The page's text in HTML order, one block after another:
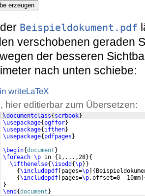
erzeugen
Beispieldokument.pdf
verschobenen geraden
der besseren
nach unten schiebe:
writeLaTeX
hier editierbar zum Übersetzen:
\documentclass{ scrbook}
\usepackage{ pgffor}
\usepackage{ ifthen}
\usepackage{ pdfpages }
\begin{document }
\foreach \p in { 1,...,28}{
\ifthenelse{\isodd {\p}}
{\includepdf pages=\p {
{\includepdf pages=\p,offset=0 -10mm
}
\end {document }